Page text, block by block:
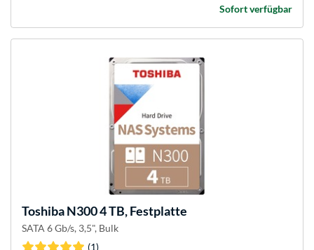
Sofort verfügbar
ToshibaN300 4 TB, Festplatte
SATA 6 Gb/s, 3,5", Bulk
(1)